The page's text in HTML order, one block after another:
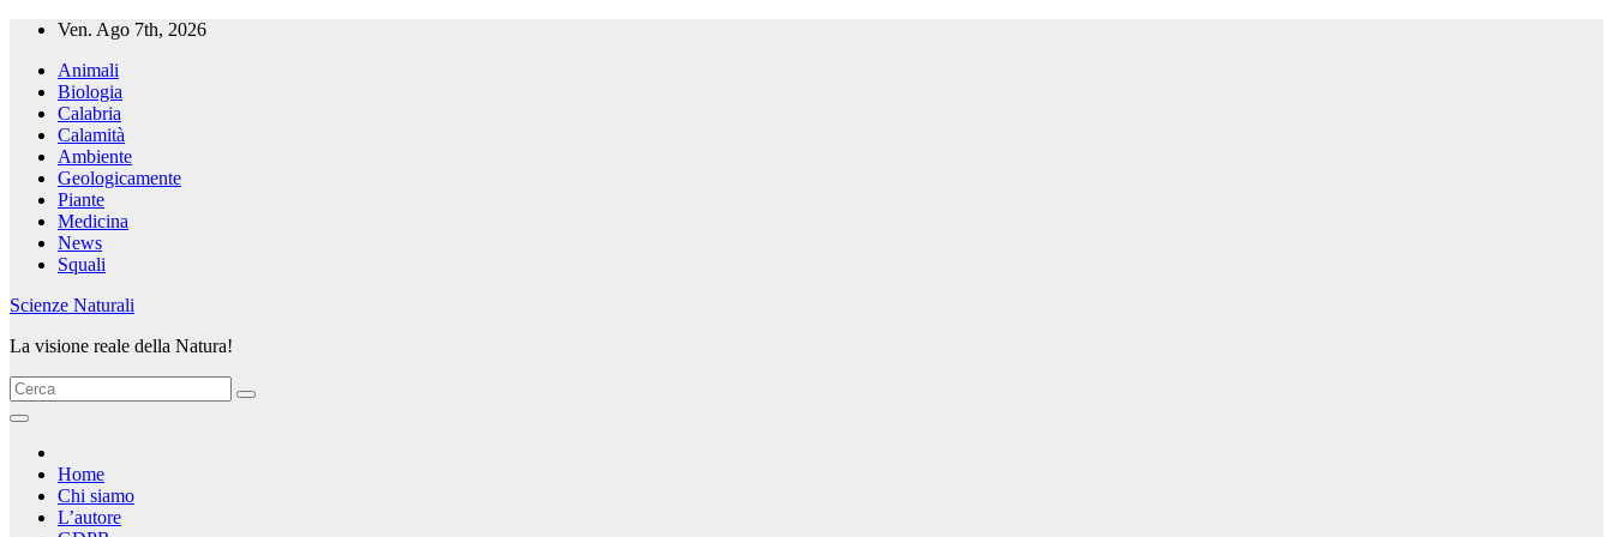
Salta
contenuto
Ven. Ago 7th, 2026
Animali
Biologia
Calabria
Calamità
Ambiente
Geologicamente
Piante
Medicina
News
Squali
Scienze Naturali
La visione reale della Natura!
Home
Chi siamo
L’autore